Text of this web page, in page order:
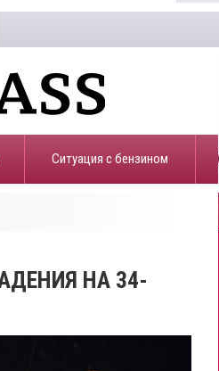
​Ситуация с бензином
НА 34-